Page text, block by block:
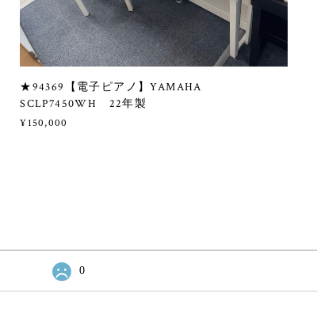
★94369【電子ピアノ】YAMAHA
SCLP7450WH 22年製
¥150,000
0